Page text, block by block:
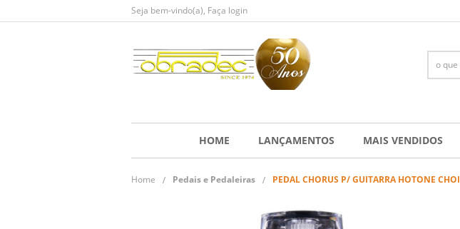
Seja bem-vindo(a), Faça login
HOME LANÇAMENTOS MAIS VENDIDOS
Home Pedais e Pedaleiras PEDAL CHORUS P/ GUITARRA HOTONE